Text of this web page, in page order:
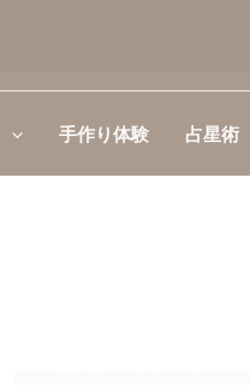
手作り体験 占星術